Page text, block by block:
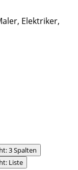
Elektriker,
3 Spalten
Liste